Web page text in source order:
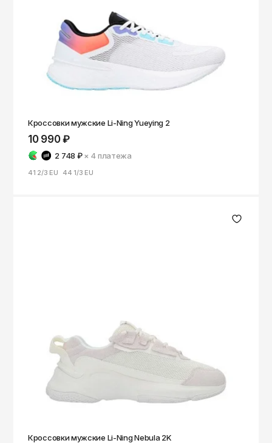
Кроссовки мужские Li-Ning Yueying 2
10 990 ₽
2 748 ₽ × 4платежа
41 2/3 EU 44 1/3 EU
Кроссовки мужские Li-Ning Nebula 2K